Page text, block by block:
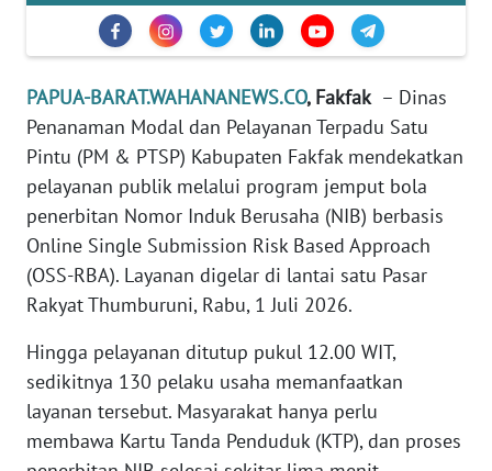
PAPUA-BARAT.WAHANANEWS.CO, Fakfak– Dinas
Penanaman Modal dan Pelayanan Terpadu Satu
Pintu (PM & PTSP) Kabupaten Fakfak mendekatkan
pelayanan publik melalui program jemput bola
penerbitan Nomor Induk Berusaha (NIB) berbasis
Online Single Submission Risk Based Approach
(OSS-RBA). Layanan digelar di lantai satu Pasar
Rakyat Thumburuni, Rabu, 1 Juli 2026.
Hingga pelayanan ditutup pukul 12.00 WIT,
sedikitnya 130 pelaku usaha memanfaatkan
layanan tersebut. Masyarakat hanya perlu
membawa Kartu Tanda Penduduk (KTP), dan proses
PEDOMAN
MEDIA
KARIR
DISCLAIMER
Wahana
Regional
WN
SUMUT